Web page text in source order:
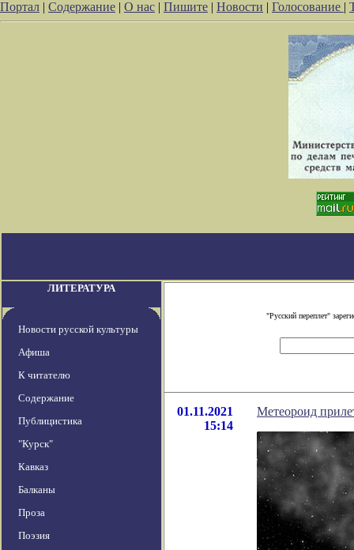
Портал | Содержание | О нас | Пишите | Новости | Голосование |
ЛИТЕРАТУРА
Новости русской культуры
Афиша
К читателю
Содержание
Публицистика
"Курск"
Кавказ
Балканы
Проза
Поэзия
"Русский переплет"
01.11.2021
15:14
Метеороид